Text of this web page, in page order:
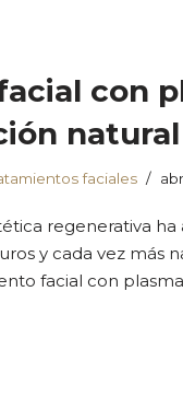
con
natural
faciales
regenerativa
y cada vez
facial con